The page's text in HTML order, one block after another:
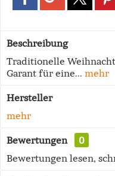
Beschreibung
Traditionelle
Garant für eine... mehr
Hersteller
mehr
Bewertungen
0
Bewertungen lesen,